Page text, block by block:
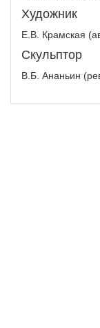
Художник
Е.В. Крамская
Скульптор
В.Б. Ананьин